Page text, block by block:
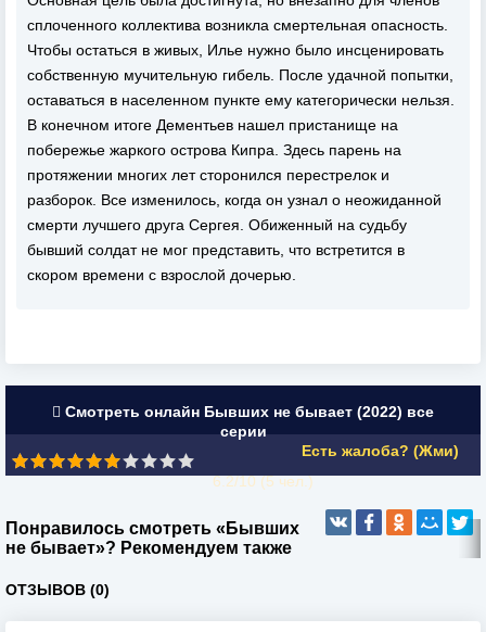
сплоченного коллектива возникла смертельная опасность.
Чтобы остаться в живых, Илье нужно было инсценировать
собственную мучительную гибель. После удачной попытки,
оставаться в населенном пункте ему категорически нельзя.
В конечном итоге Дементьев нашел пристанище на
побережье жаркого острова Кипра. Здесь парень на
протяжении многих лет сторонился перестрелок и
разборок. Все изменилось, когда он узнал о неожиданной
смерти лучшего друга Сергея. Обиженный на судьбу
бывший солдат не мог представить, что встретится в
скором времени с взрослой дочерью.
Смотреть онлайн Бывших не бывает (2022) все
серии
Есть жалоба? (Жми)
6.2/10 (5чел.)
Понравилось смотреть «Бывших
не бывает»? Рекомендуем также
ОТЗЫВОВ (0)